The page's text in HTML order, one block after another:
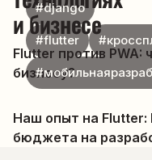
и бизнесе
#django
Flutter против
бизнесу?
#flutter
Наш опыт на Flutter:
бюджета на